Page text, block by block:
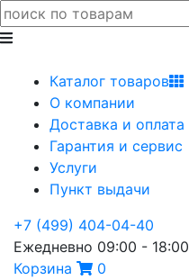
Каталог товаров
О компании
Доставка и оплата
Гарантия и сервис
Услуги
Пункт выдачи
+7 (499) 404-04-40
Ежедневно 09:00 - 18:00
Корзина
0